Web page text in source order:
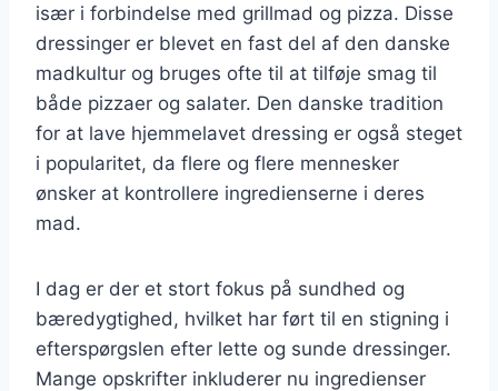
især i forbindelse med grillmad og pizza. Disse
dressinger er blevet en fast del af den danske
madkultur og bruges ofte til at tilføje smag til
både pizzaer og salater. Den danske tradition
for at lave hjemmelavet dressing er også steget
i popularitet, da flere og flere mennesker
ønsker at kontrollere ingredienserne i deres
mad.
I dag er der et stort fokus på sundhed og
bæredygtighed, hvilket har ført til en stigning i
efterspørgslen efter lette og sunde dressinger.
Mange opskrifter inkluderer nu ingredienser